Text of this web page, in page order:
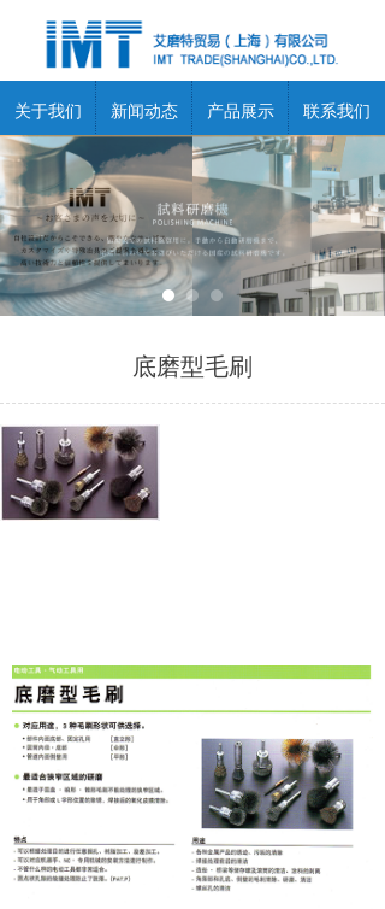
关于我们 新闻动态 产品展示 联系我们
底磨型毛刷